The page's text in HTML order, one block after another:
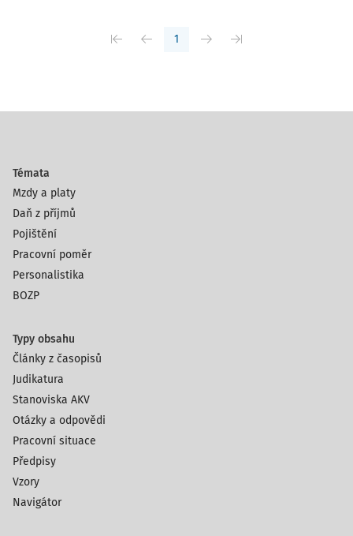
1
Témata
Mzdy a platy
Daň z příjmů
Pojištění
Pracovní poměr
Personalistika
BOZP
Typy obsahu
Články z časopisů
Judikatura
Stanoviska AKV
Otázky a odpovědi
Pracovní situace
Předpisy
Vzory
Navigátor